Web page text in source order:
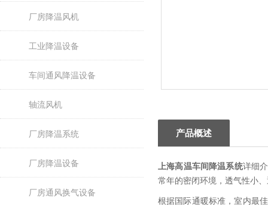
厂房降温风机
工业降温设备
车间通风降温设备
轴流风机
厂房降温系统
厂房降温设备
厂房通风换气设备
产品概述
上海高温车间降温系统详细
常年的密闭环境，透气性小
根据国际通暖标准，室内最